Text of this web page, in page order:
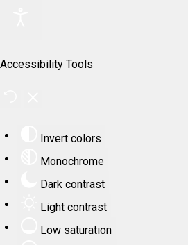
Accessibility Tools
Invert colors
Monochrome
Dark contrast
Light contrast
Low saturation